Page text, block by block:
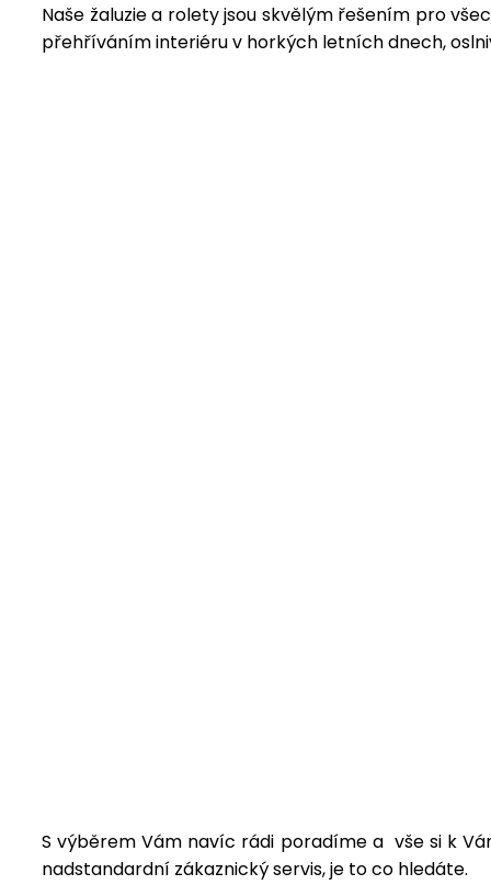
Naše žaluzie a rolety jsou skvělým řešením pro
přehříváním interiéru v horkých letních dnech,
S výběrem Vám navíc rádi poradíme a vše si k
nadstandardní zákaznický servis, je to co hledáte.